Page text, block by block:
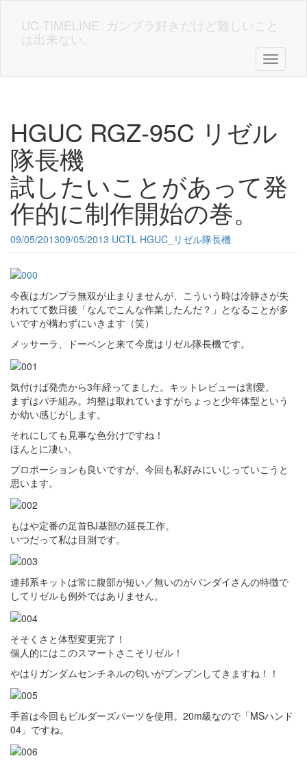
content
UC-TIMELINE. ガンプラ好きだけど難しいこと
は出来ない。
Toggle
HGUC RGZ-95C リゼル
隊長機
試したいことがあって発
作的に制作開始の巻。
09/05/201309/05/2013 UCTL HGUC_リゼル隊長機
今夜はガンプラ無双が止まりませんが、こういう時は冷静さが失
われてて数日後「なんでこんな作業したんだ？」となることが多
いですが構わずにいきます（笑）
メッサーラ、ドーベンと来て今度はリゼル隊長機です。
気付けば発売から3年経ってました。キットレビューは割愛。
まずはパチ組み。均整は取れていますがちょっと少年体型という
か幼い感じがします。
それにしても見事な色分けですね！
ほんとに凄い。
プロポーションも良いですが、今回も私好みにいじっていこうと
思います。
もはや定番の足首BJ基部の延長工作。
いつだって私は目測です。
連邦系キットは常に腹部が短い／無いのがバンダイさんの特徴で
してリゼルも例外ではありません。
そそくさと体型変更完了！
個人的にはこのスマートさこそリゼル！
やはりガンダムセンチネルの匂いがプンプンしてきますね！！
手首は今回もビルダーズパーツを使用。20m級なので「MSハンド
04」ですね。